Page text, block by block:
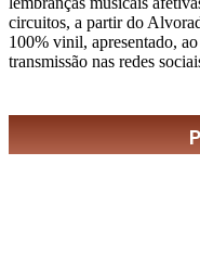
circuitos, a partir do
100% vinil, apresentado,
transmissão nas redes